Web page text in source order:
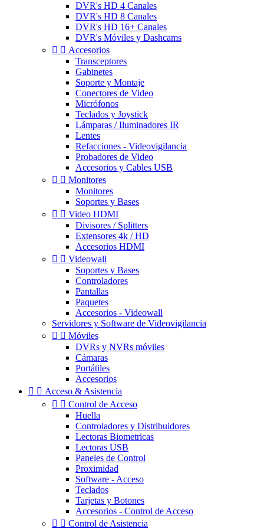
DVR's HD 4 Canales
DVR's HD 8 Canales
DVR's HD 16+ Canales
DVR's Móviles y Dashcams
  Accesorios
Transceptores
Gabinetes
Soporte y Montaje
Conectores de Video
Micrófonos
Teclados y Joystick
Lámparas / Iluminadores IR
Lentes
Refacciones - Videovigilancia
Probadores de Video
Accesorios y Cables USB
  Monitores
Monitores
Soportes y Bases
  Video HDMI
Divisores / Splitters
Extensores 4k / HD
Accesorios HDMI
  Videowall
Soportes y Bases
Controladores
Pantallas
Paquetes
Accesorios - Videowall
Servidores y Software de Videovigilancia
  Móviles
DVRs y NVRs móviles
Cámaras
Portátiles
Accesorios
  Acceso & Asistencia
  Control de Acceso
Huella
Controladores y Distribuidores
Lectoras Biometricas
Lectoras USB
Paneles de Control
Proximidad
Software - Acceso
Teclados
Tarjetas y Botones
Accesorios - Control de Acceso
  Control de Asistencia